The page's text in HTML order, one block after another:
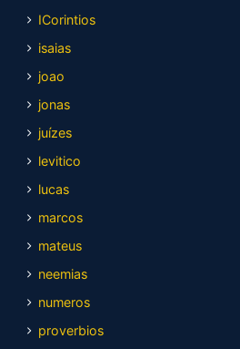
ICorintios
isaias
joao
jonas
juízes
levitico
lucas
marcos
mateus
neemias
numeros
proverbios